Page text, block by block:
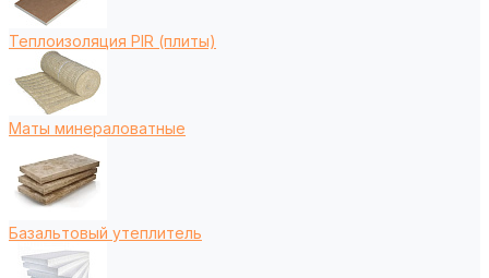
Теплоизоляция PIR (плиты)
Маты минераловатные
Базальтовый утеплитель